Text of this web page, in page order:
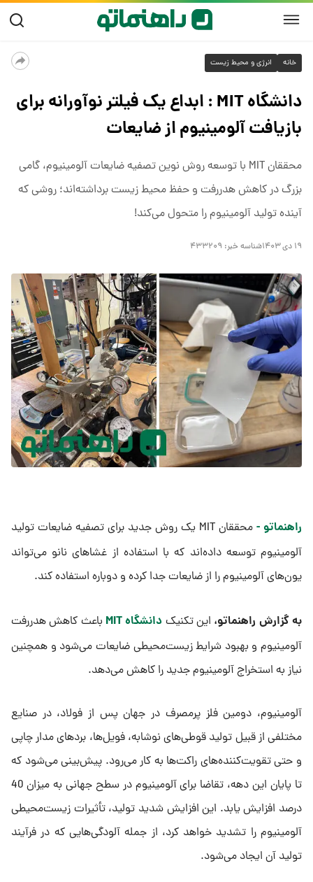
خانه انرژی و محیط زیست
دانشگاه MIT : ابداع یک فیلتر نوآورانه برای
بازیافت آلومینیوم از ضایعات
محققان MIT با توسعه روش نوین تصفیه ضایعات آلومینیوم، گامی
بزرگ در کاهش هدررفت و حفظ محیط زیست برداشته‌اند؛ روشی که
آینده تولید آلومینیوم را متحول می‌کند!
۱۹ دی ۱۴۰۳ شناسه خبر: ۴۳۳۲۰۹
راهنماتو -
محققان MIT یک روش جدید برای تصفیه ضایعات تولید
آلومینیوم توسعه داده‌اند که با استفاده از غشاهای نانو می‌تواند
یون‌های آلومینیوم را از ضایعات جدا کرده و دوباره استفاده کند.
به گزارش راهنماتو، این تکنیک دانشگاه MIT
باعث کاهش هدررفت
آلومینیوم و بهبود شرایط زیست‌محیطی ضایعات می‌شود و همچنین
نیاز به استخراج آلومینیوم جدید را کاهش می‌دهد.
آلومینیوم، دومین فلز پرمصرف در جهان پس از فولاد، در صنایع
مختلفی از قبیل تولید قوطی‌های نوشابه، فویل‌ها، بردهای مدار چاپی
و حتی تقویت‌کننده‌های راکت‌ها به کار می‌رود. پیش‌بینی می‌شود که
تا پایان این دهه، تقاضا برای آلومینیوم در سطح جهانی به میزان 40
درصد افزایش یابد. این افزایش شدید تولید، تأثیرات زیست‌محیطی
آلومینیوم را تشدید خواهد کرد، از جمله آلودگی‌هایی که در فرآیند
تولید آن ایجاد می‌شود.